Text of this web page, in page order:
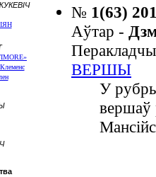
№ 1(63)
Аўтар -
ВЕРШЫ
У
вершаў